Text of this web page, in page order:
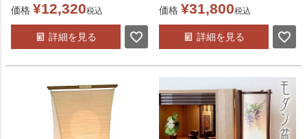
価格 ¥12,320税込
詳細を見る
価格 ¥31,800税込
詳細を見る